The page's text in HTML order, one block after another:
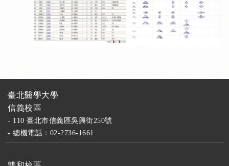
臺北醫學大學
信義校區
- 110 臺北市信義區吳興街250號
- 總機電話：02-2736-1661